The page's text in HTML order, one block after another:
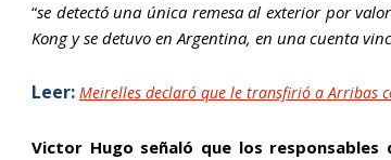
“se detectó una única remesa al exterior por
Kong y se detuvo en Argentina, en una cuenta
Leer: Meirelles declaró que le transfirió a Arribas
Victor Hugo señaló que los